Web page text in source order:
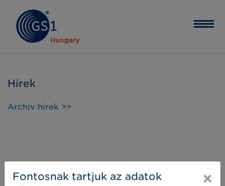
Hírek
Archív hírek >>
Fontosnak tartjuk az adatok
×